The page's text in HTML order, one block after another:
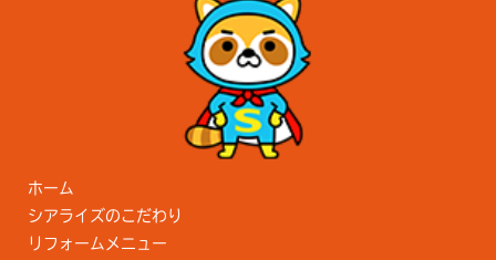
ホーム
シアライズのこだわり
リフォームメニュー